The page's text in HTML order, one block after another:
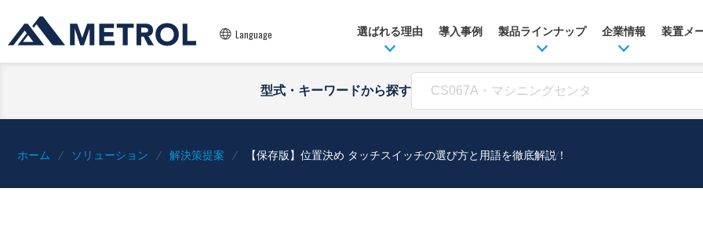
Language 選ばれる理由 導入事例 製品ラインナップ 企業情報 装置メ
型式・キーワードから探す
ホーム ソリューション 解決策提案 【保存版】位置決め タッチスイッチの選び方と用語を徹底解説！